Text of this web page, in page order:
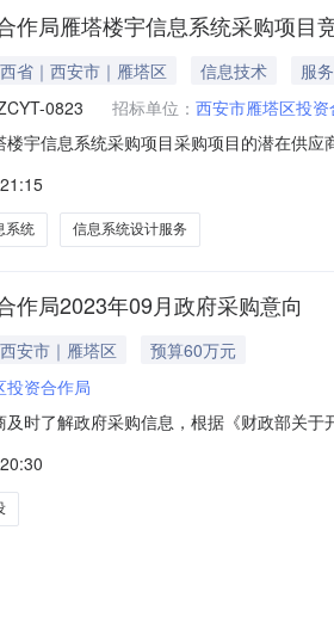
作局雁塔楼宇信息系统采购项目
省｜西安市｜雁塔区 信息技术
服务
0823 招标单位： 西安市雁塔区投
楼宇信息系统采购项目采购项目的潜在供
0823项目名称：雁塔楼宇信息系统采
系统 信息系统设计服务
作局2023年09月政府采购意向
安市｜雁塔区
预算60万元
投资合作局
及时了解政府采购信息，根据《财政部关
台，对雁塔区区情、发展成果及自管区内
全面的、动